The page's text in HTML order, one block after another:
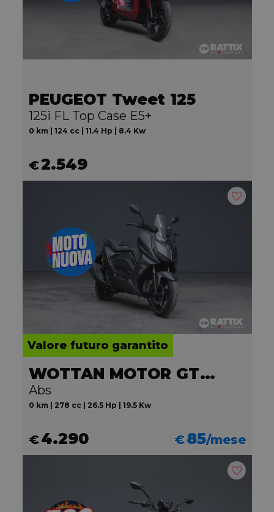
PEUGEOT Tweet 125
125i FL Top Case E5+
0 km | 124 cc | 11.4 Hp | 8.4 Kw
€2.549
Valore futuro garantito
WOTTAN MOTOR GT2 300
Abs
0 km | 278 cc | 26.5 Hp | 19.5 Kw
€4.290 €85/mese